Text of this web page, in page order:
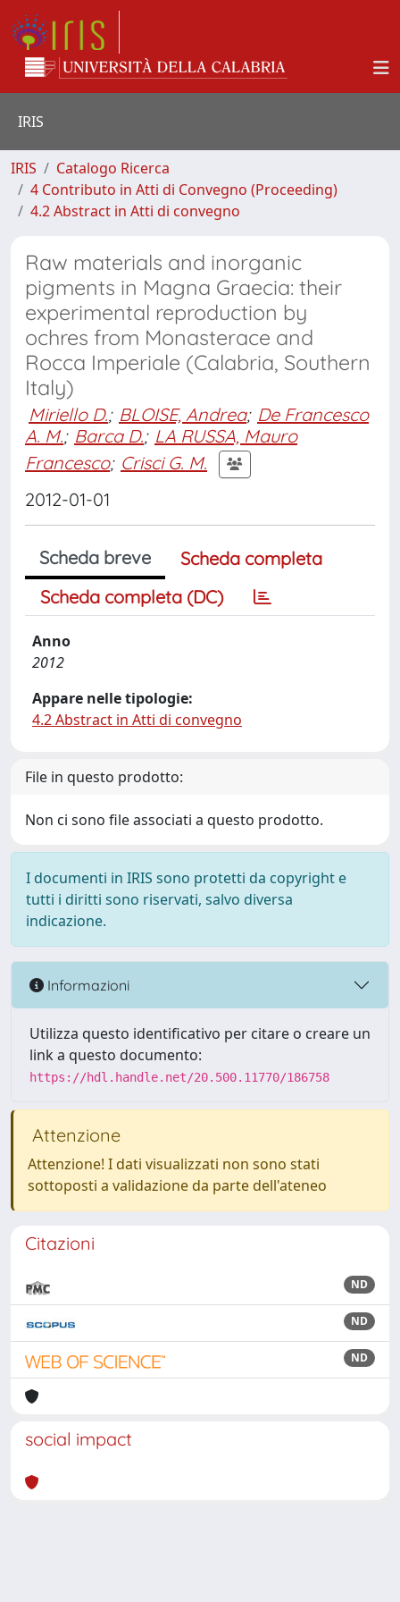
IRIS
IRIS
Catalogo Ricerca
4 Contributo in Atti di Convegno (Proceeding)
4.2 Abstract in Atti di convegno
Raw materials and inorganic
pigments in Magna Graecia: their
experimental reproduction by
ochres from Monasterace and
Rocca Imperiale (Calabria, Southern
Italy)
Miriello D.; BLOISE, Andrea; De Francesco
A. M.; Barca D.; LA RUSSA, Mauro
Francesco; Crisci G. M.
2012-01-01
Scheda breve
Scheda completa
Scheda completa (DC)
Anno
2012
Appare nelle tipologie:
4.2 Abstract in Atti di convegno
File in questo prodotto:
Non ci sono file associati a questo prodotto.
I documenti in IRIS sono protetti da copyright e
tutti i diritti sono riservati, salvo diversa
indicazione.
Informazioni
Utilizza questo identificativo per citare o creare un
link a questo documento:
https://hdl.handle.net/20.500.11770/186758
Attenzione
Attenzione! I dati visualizzati non sono stati
sottoposti a validazione da parte dell'ateneo
Citazioni
ND
ND
ND
social impact